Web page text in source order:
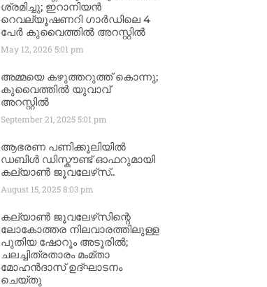
ശ്രമിച്ചു; ഇറാനിയൻ
റെവല്യൂഷണറി ഗാർഡിലെ 4
പേർ കുവൈത്തിൽ അറസ്റ്റിൽ
May 12, 2026 5:01 pm
അമ്മയെ കഴുത്തറുത്ത് കൊന്നു;
കുവൈത്തിൽ യുവാവ്
അറസ്റ്റിൽ
September 21, 20255:01 pm
ആഭരണ പണിക്കൂലിയിൽ
ഡബിൾ ഡിസ്കൗണ്ട് ഓഫറുമായി
കല്യാൺ ജൂവലേഴ്‌സ്..
August 15, 20258:03 pm
കല്യാൺ ജൂവലേഴ്‌സിന്റെ
ലോകോത്തര നിലവാരത്തിലുള്ള
പുതിയ ഷോറൂം അടൂരിൽ;
ചലച്ചിത്രതാരം മംമ്താ
മോഹൻദാസ് ഉദ്ഘാടനം
ചെയ്‌തു